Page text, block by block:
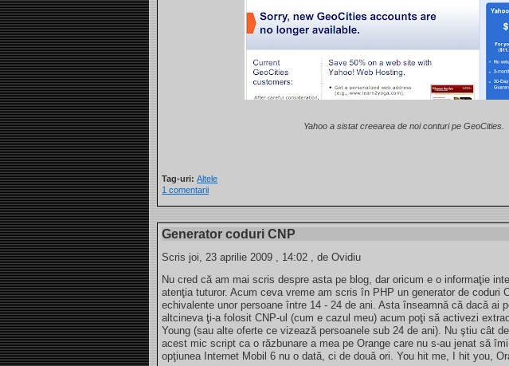
Yahoo a sistat creearea de noi conturi pe GeoCities.
Tag-uri:Altele
1 comentarii
Generator coduri CNP
Scris joi, 23 aprilie 2009 , 14:02 , de Ovidiu
Nu cred că am mai scris despre asta pe blog, dar oricum e o informaţie
atenţia tuturor. Acum ceva vreme am scris în PHP un generator de coduri
echivalente unor persoane între 14 - 24 de ani. Asta înseamnă că dacă ai
altcineva ţi-a folosit CNP-ul (cum e cazul meu) acum poţi să activezi
Young (sau alte oferte ce vizează persoanele sub 24 de ani). Nu ştiu cât
acest mic script ca o răzbunare a mea pe Orange care nu s-au jenat să
opţiunea Internet Mobil 6 nu o dată, ci de două ori. You hit me, I hit you,